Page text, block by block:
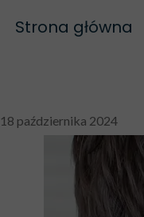
Strona główna
18 października 2024